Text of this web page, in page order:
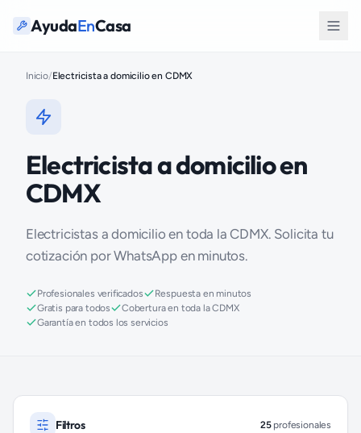
AyudaEnCasa
Inicio/Electricista a domicilio en CDMX
Electricista a domicilio en
CDMX
Electricistas a domicilio en toda la CDMX. Solicita tu
cotización por WhatsApp en minutos.
Profesionales verificados
Respuesta en minutos
Gratis para todos
Cobertura en toda la CDMX
Garantía en todos los servicios
Profesionales de Electricidad disponibles
Filtros 25 profesionales